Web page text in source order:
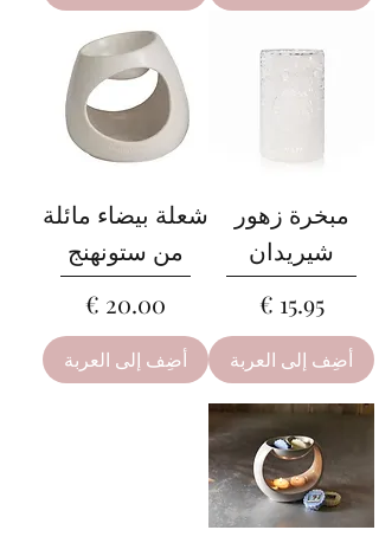
مبخرة زهور
شيريدان
السعر‏15.95 €
أضِف إلى العربة
شعلة بيضاء مائلة
من ستونهنج
السعر
أضِف إلى العربة